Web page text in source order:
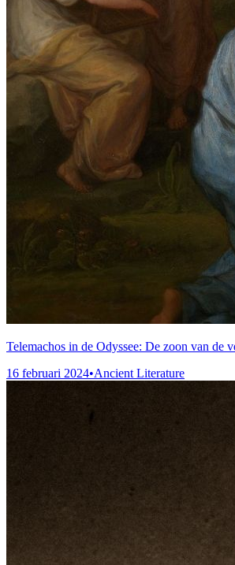
Telemachos in de Odyssee: De zoon van de
16 februari 2024•Ancient Literature